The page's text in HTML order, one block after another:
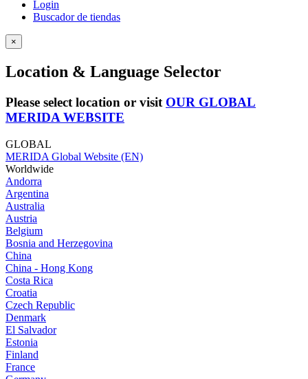
Login
Buscador de tiendas
×
Location & Language Selector
Please select location or visit OUR GLOBAL
MERIDA WEBSITE
GLOBAL
MERIDA Global Website (EN)
Worldwide
Andorra
Argentina
Australia
Austria
Belgium
Bosnia and Herzegovina
China
China - Hong Kong
Costa Rica
Croatia
Czech Republic
Denmark
El Salvador
Estonia
Finland
France